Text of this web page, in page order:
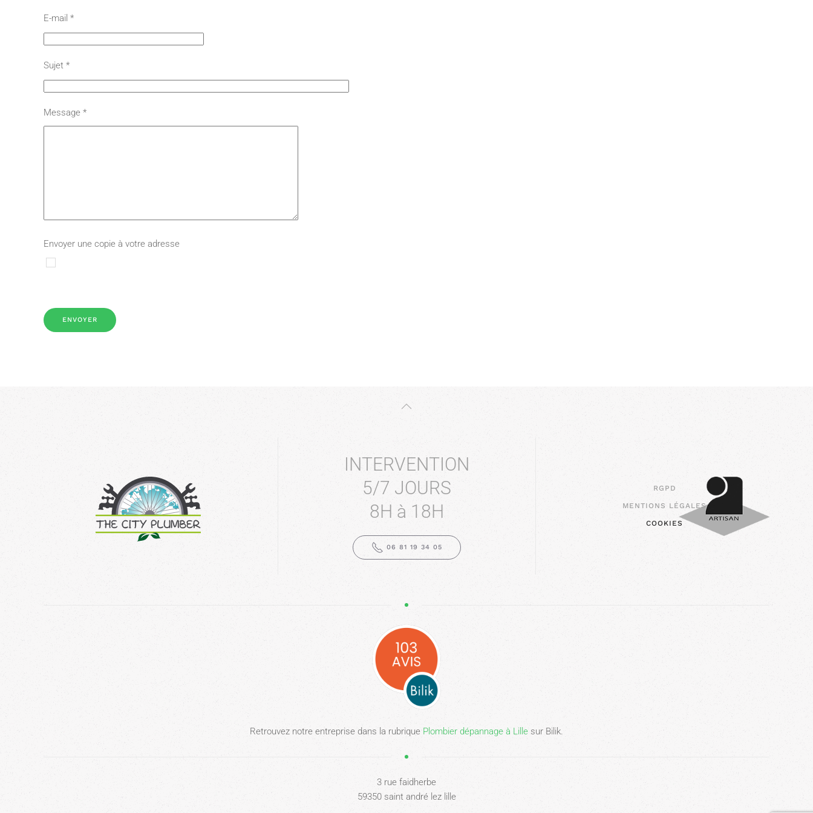
E-mail *
Sujet *
Message *
Envoyer une copie à votre adresse
ENVOYER
INTERVENTION
5/7 JOURS
8H à 18H
06 81 19 34 05
RGPD
MENTIONS LÉGALES
COOKIES
Retrouvez notre entreprise dans la rubrique Plombier dépannage à Lille sur Bilik.
3 rue faidherbe
59350 saint andré lez lille